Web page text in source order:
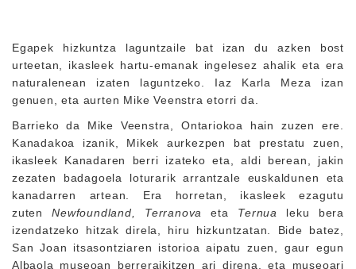
Egapek hizkuntza laguntzaile bat izan du azken bost
urteetan, ikasleek hartu-emanak ingelesez ahalik eta era
naturalenean izaten laguntzeko. Iaz Karla Meza izan
genuen, eta aurten Mike Veenstra etorri da.
Barrieko da Mike Veenstra, Ontariokoa hain zuzen ere.
Kanadakoa izanik, Mikek aurkezpen bat prestatu zuen,
ikasleek Kanadaren berri izateko eta, aldi berean, jakin
zezaten badagoela loturarik arrantzale euskaldunen eta
kanadarren artean. Era horretan, ikasleek ezagutu
zutenNewfoundland, Terranova eta Ternua
leku bera
izendatzeko hitzak direla, hiru hizkuntzatan. Bide batez,
San Joan itsasontziaren istorioa aipatu zuen, gaur egun
Albaola museoan berreraikitzen ari direna, eta museoari